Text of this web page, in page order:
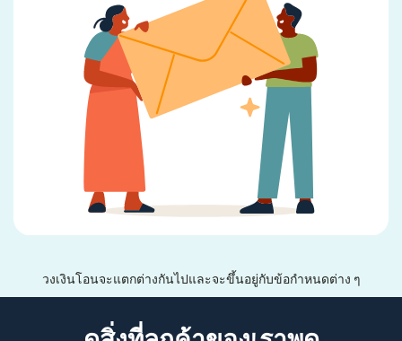
วงเงินโอนจะแตกต่างกันไปและจะขึ้นอยู่กับข้อกำหนดต่าง ๆ